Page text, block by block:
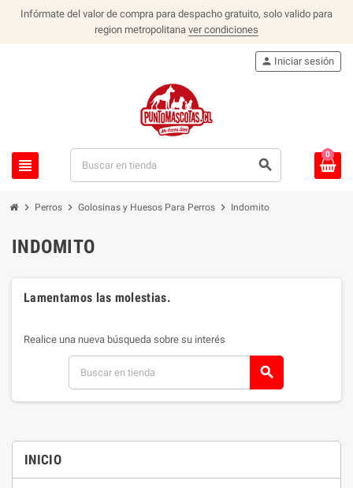
Infórmate del valor de compra para despacho gratuito, solo valido para
region metropolitana ver condiciones
view_headline search
person Iniciar sesión
0
chevron_right Perros chevron_right Golosinas y Huesos Para Perros chevron_right Indomito
INICIO
INDOMITO
Lamentamos las molestias.
Realice una nueva búsqueda sobre su interés
search